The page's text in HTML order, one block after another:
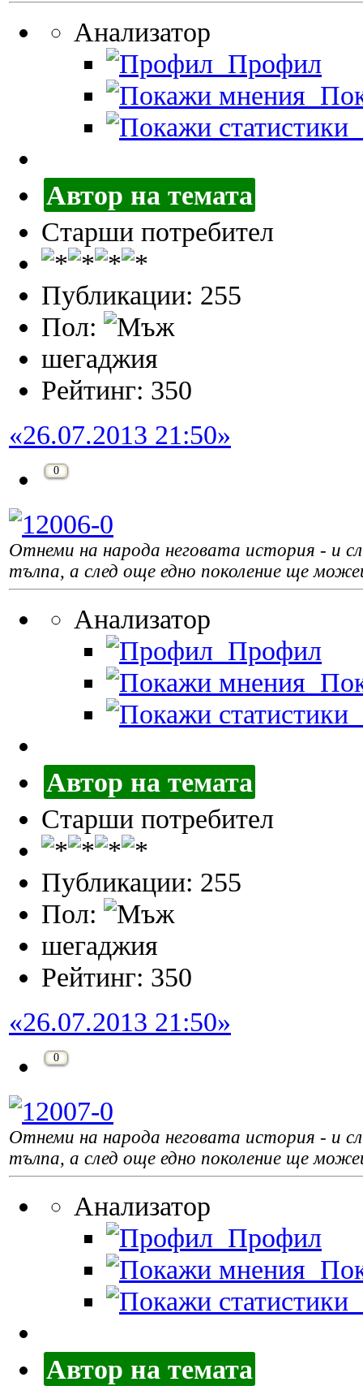
Анализатор
Профил
Автор на темата
Старши потребител
Публикации: 255
Пол:
шегаджия
Рейтинг: 350
«26.07.2013 21:50»
0
Отнеми на народа неговата история - и
тълпа, а след още едно поколение ще
Анализатор
Профил
Автор на темата
Старши потребител
Публикации: 255
Пол:
шегаджия
Рейтинг: 350
«26.07.2013 21:50»
0
Отнеми на народа неговата история - и
тълпа, а след още едно поколение ще
Анализатор
Профил
Автор на темата